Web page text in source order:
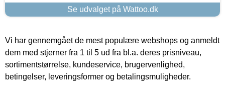
Se udvalget på Wattoo.dk
Vi har gennemgået de mest populære webshops og anmeldt
dem med stjerner fra 1 til 5 ud fra bl.a. deres prisniveau,
sortimentstørrelse, kundeservice, brugervenlighed,
betingelser, leveringsformer og betalingsmuligheder.